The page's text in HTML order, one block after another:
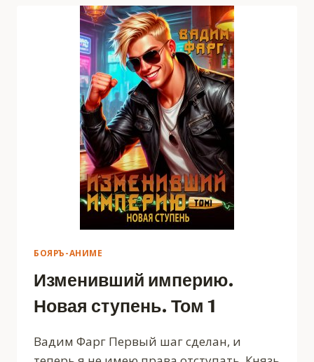
ДУХ
С
УЛИЦЫ.
И
КАК
ТАК
ВЫШЛО?!
ТОМ
3
БОЯРЪ-АНИМЕ
Изменивший империю.
Новая ступень. Том 1
Вадим Фарг Первый шаг сделан, и